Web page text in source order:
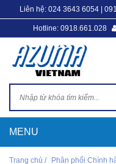
Liên hệ: 024 3643 6054|
Hotline: 0918.661.028
Trang chủ / Phân phối Chính